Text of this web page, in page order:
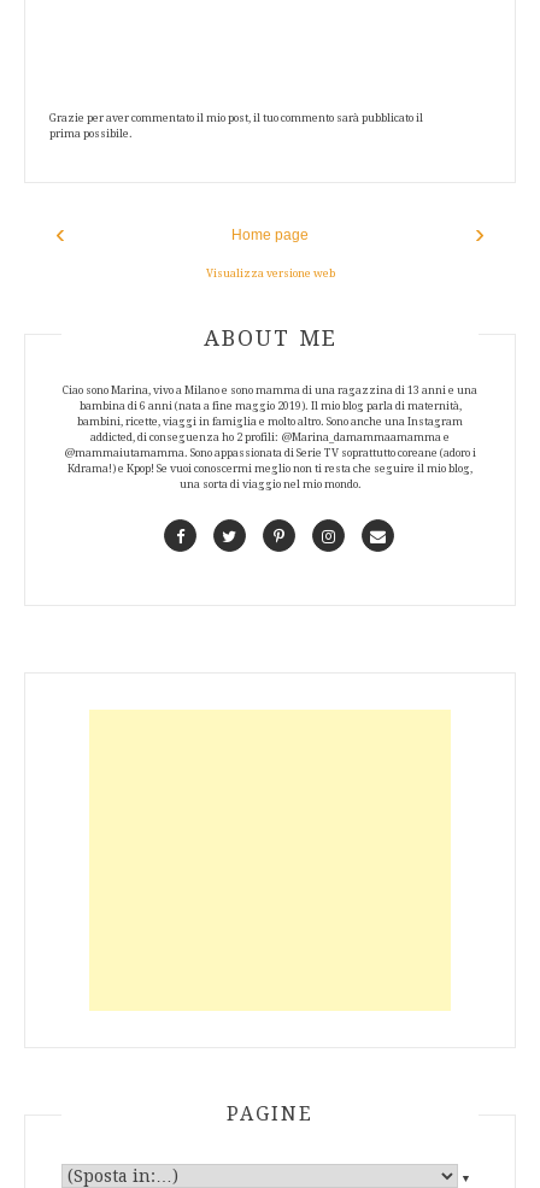
Grazie per aver commentato il mio post, il tuo commento sarà pubblicato il
prima possibile.
‹ ›
Home page
Visualizza versione web
ABOUT AUTHOR
ABOUT ME
Ciao sono Marina, vivo a Milano e sono mamma di una ragazzina di 13 anni e una
bambina di 6 anni (nata a fine maggio 2019). Il mio blog parla di maternità,
bambini, ricette, viaggi in famiglia e molto altro. Sono anche una Instagram
addicted, di conseguenza ho 2 profili: @Marina_damammaamamma e
@mammaiutamamma. Sono appassionata di Serie TV soprattutto coreane (adoro i
Kdrama!) e Kpop! Se vuoi conoscermi meglio non ti resta che seguire il mio blog,
una sorta di viaggio nel mio mondo.
FacebookTwitterPinterestInstagramContact
PAGINE
▼